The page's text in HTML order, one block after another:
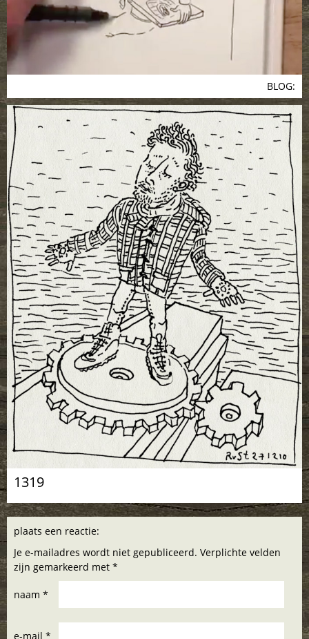
BLOG:
1319
plaats een reactie:
Je e-mailadres wordt niet gepubliceerd. Verplichte velden
zijn gemarkeerd met *
naam *
e-mail *